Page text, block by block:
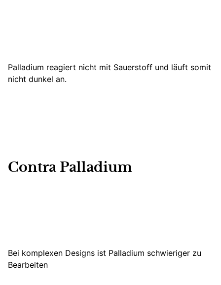
Palladium reagiert nicht mit Sauerstoff und läuft somit
nicht dunkel an.
Contra Palladium
Bei komplexen Designs ist Palladium schwieriger zu
Bearbeiten